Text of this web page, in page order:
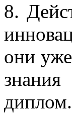
8.
они
диплом.